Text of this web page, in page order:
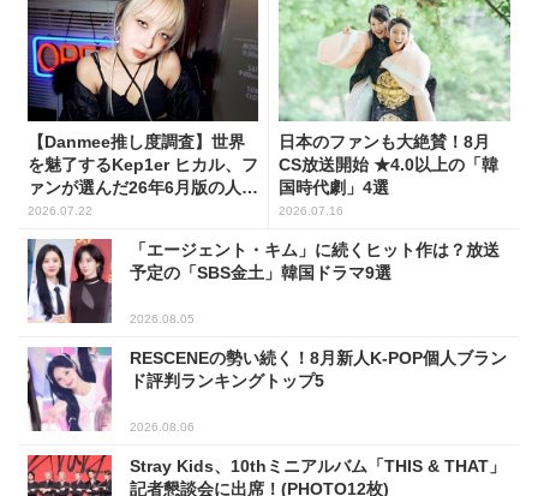
【Danmee推し度調査】世界
を魅了するKep1er ヒカル、フ
ァンが選んだ26年6月版の人気
No.1に！
2026.07.22
日本のファンも大絶賛！8月
CS放送開始 ★4.0以上の「韓
国時代劇」4選
2026.07.16
「エージェント・キム」に続くヒット作は？放送
予定の「SBS金土」韓国ドラマ9選
2026.08.05
RESCENEの勢い続く！8月新人K-POP個人ブラン
ド評判ランキングトップ5
2026.08.06
Stray Kids、10thミニアルバム「THIS & THAT」
記者懇談会に出席！(PHOTO12枚)